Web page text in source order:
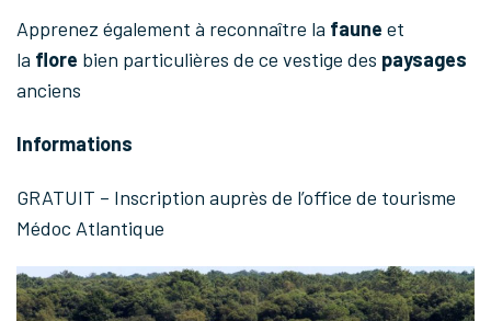
Apprenez également à reconnaître la faune et
la flore bien particulières de ce vestige des paysages
anciens
Informations
GRATUIT – Inscription auprès de l’office de tourisme
Médoc Atlantique